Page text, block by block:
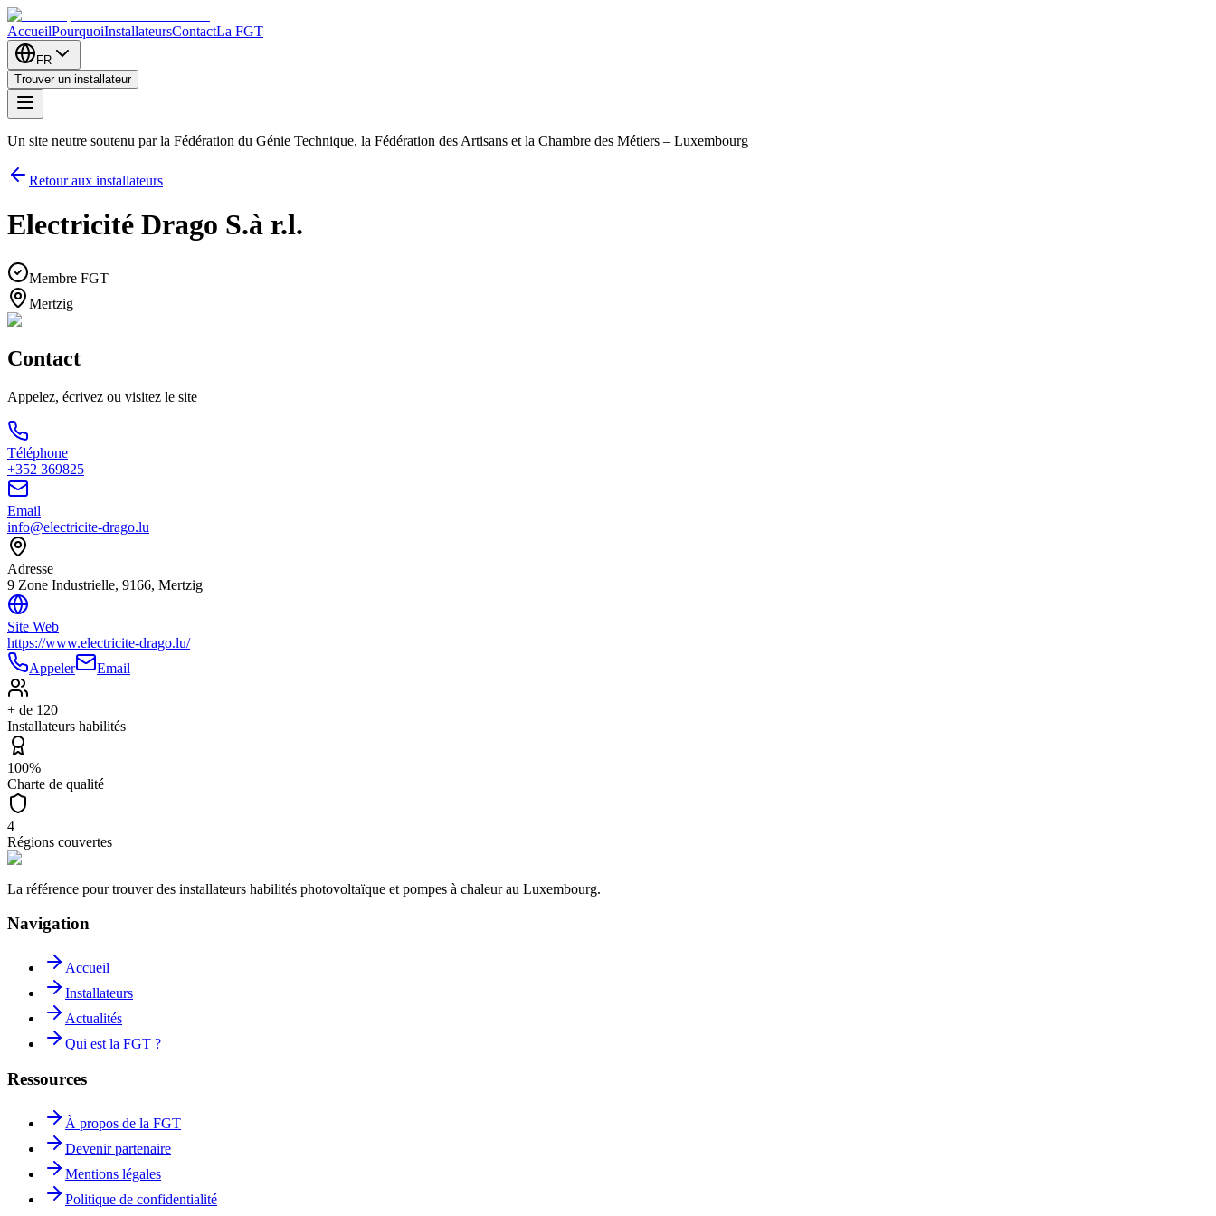
AccueilPourquoiInstallateursContactLa FGT
FR
Trouver un installateur
Un site neutre soutenu par la Fédération du Génie Technique, la Fédération des Artisans et la Chambre des Métiers – Luxembourg
Retour aux installateurs
Electricité Drago S.à r.l.
Membre FGT
Mertzig
Contact
Appelez, écrivez ou visitez le site
Téléphone
+352 369825
Email
info@electricite-drago.lu
Adresse
9 Zone Industrielle, 9166, Mertzig
Site Web
https://www.electricite-drago.lu/
Appeler
Email
+ de 120
Installateurs habilités
100%
Charte de qualité
4
Régions couvertes
La référence pour trouver des installateurs habilités photovoltaïque et pompes à chaleur au Luxembourg.
Navigation
Accueil
Installateurs
Actualités
Qui est la FGT ?
Ressources
À propos de la FGT
Devenir partenaire
Mentions légales
Politique de confidentialité